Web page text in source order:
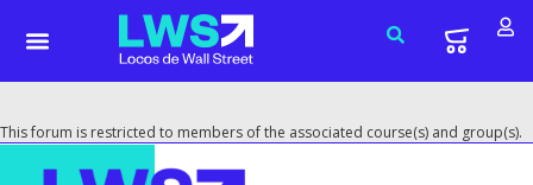
This forum is restricted to members of the associated course(s) and group(s).